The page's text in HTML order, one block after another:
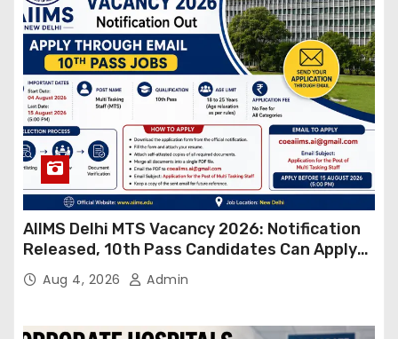
AIIMS Delhi MTS Vacancy 2026: Notification
Released, 10th Pass Candidates Can Apply
Through Email
Aug 4, 2026 Admin